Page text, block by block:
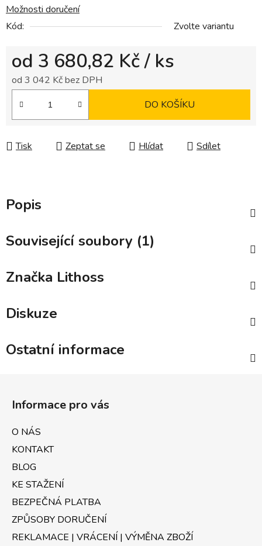
Možnosti doručení
Kód:
Zvolte variantu
od 3 680,82 Kč/ ks
od 3 042 Kčbez DPH
DO KOŠÍKU
Tisk Zeptat se Hlídat Sdílet
Popis
Související soubory (1)
Značka Lithoss
Diskuze
Ostatní informace
Informace pro vás
O NÁS
KONTAKT
BLOG
KE STAŽENÍ
BEZPEČNÁ PLATBA
ZPŮSOBY DORUČENÍ
REKLAMACE | VRÁCENÍ | VÝMĚNA ZBOŽÍ